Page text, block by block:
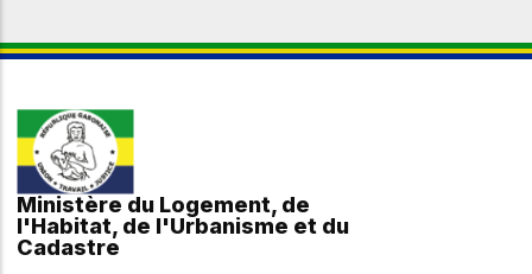
Ministère du Logement, de
l'Habitat, de l'Urbanisme et du
Cadastre